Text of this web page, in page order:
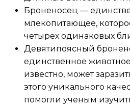
Броненосец —
млекопитающее,
четырех одинаковых
Девятипоясный
единственное
известно, может
этого уникального
помогли ученым